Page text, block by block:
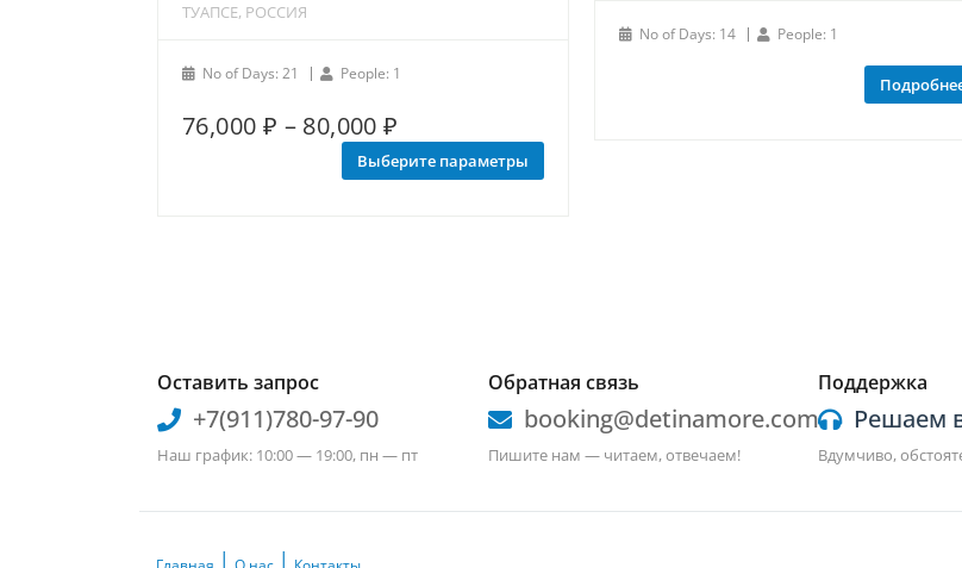
ТУАПСЕ, РОССИЯ
No of Days: 21 People: 1
76,000 ₽ – 80,000₽
цен:
76,000 ₽
Выберите параметры
товар
имеет
No of Days: 14 People: 1
Оставить запрос
+7(911)780-97-90
Наш график: 10:00 — 19:00, пн — пт
Обратная связь
booking@detinamore.com
Пишите нам — читаем, отвечаем!
Поддержка
Решаем
Вдумчиво,